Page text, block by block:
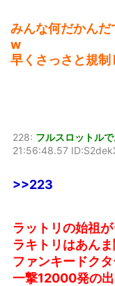
みんな何だかん
w
早くさっさと規
228: フルスロットル
21:56:48.57
>>223
ラットリの始祖
ラキトリはあん
ファンキードク
一撃12000発の